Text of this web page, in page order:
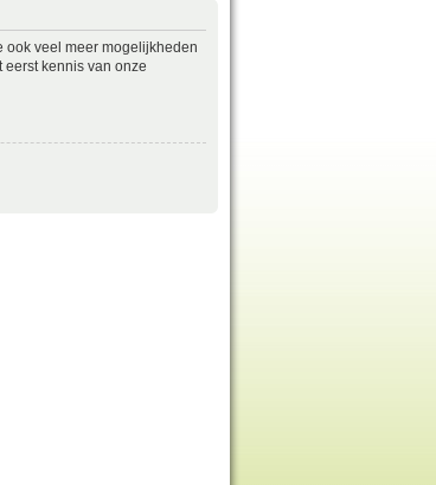
ook veel meer mogelijkheden
kennis van onze